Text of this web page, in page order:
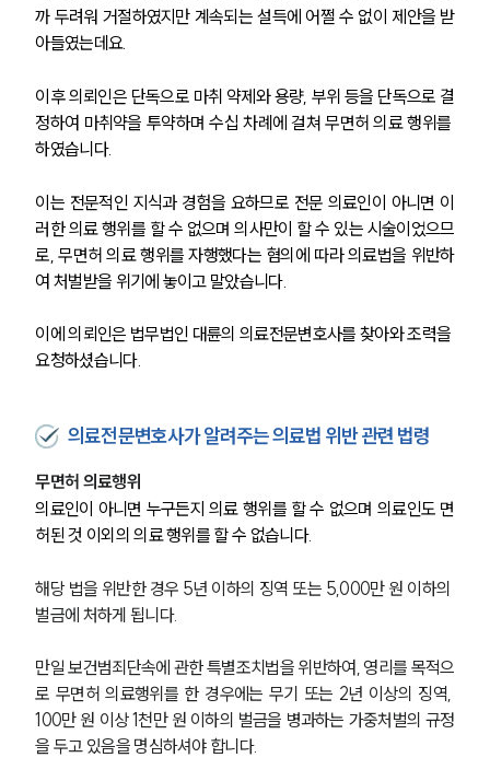
까 두려워 거절하였지만 계속되는 설득에 어쩔 수 없이 제안을 받
아들였는데요.
이후 의뢰인은 단독으로 마취 약제와 용량, 부위 등을 단독으로 결
정하여 마취약을 투약하며 수십 차례에 걸쳐 무면허 의료 행위를
하였습니다.
이는 전문적인 지식과 경험을 요하므로 전문 의료인이 아니면 이
러한 의료 행위를 할 수 없으며 의사만이 할 수 있는 시술이었으므
로, 무면허 의료 행위를 자행했다는 혐의에 따라 의료법을 위반하
여 처벌받을 위기에 놓이고 말았습니다.
이에 의뢰인은 법무법인 대륜의 의료전문변호사를 찾아와 조력을
요청하셨습니다.
의료전문변호사가 알려주는 의료법 위반 관련 법령
무면허 의료행위
의료인이 아니면 누구든지 의료 행위를 할 수 없으며 의료인도 면
허된 것 이외의 의료 행위를 할 수 없습니다.
해당 법을 위반한 경우 5년 이하의 징역 또는 5,000만 원 이하의
벌금에 처하게 됩니다.
만일 보건범죄단속에 관한 특별조치법을 위반하여, 영리를 목적으
로 무면허 의료행위를 한 경우에는 무기 또는 2년 이상의 징역,
100만 원 이상 1천만 원 이하의 벌금을 병과하는 가중처벌의 규정
을 두고 있음을 명심하셔야 합니다.